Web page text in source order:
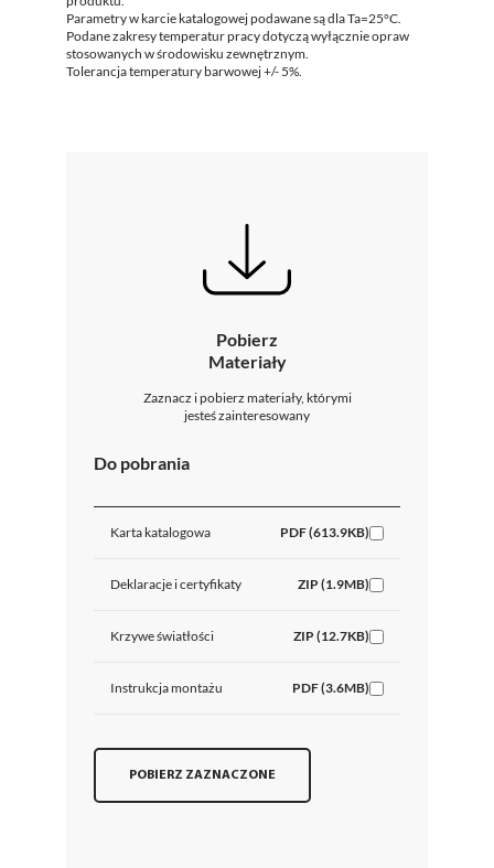
Parametry w karcie katalogowej podawane są dla Ta=25°C.
Podane zakresy temperatur pracy dotyczą wyłącznie opraw
stosowanych w środowisku zewnętrznym.
Tolerancja temperatury barwowej +/- 5%.
Pobierz
Materiały
Zaznacz i pobierz materiały, którymi
jesteś zainteresowany
Do pobrania
Karta katalogowa PDF (613.9KB)
Deklaracje i certyfikaty ZIP (1.9MB)
Krzywe światłości ZIP (12.7KB)
Instrukcja montażu PDF (3.6MB)
POBIERZ ZAZNACZONE